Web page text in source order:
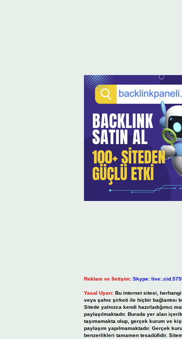
Reklam ve İletişim: Skype:
Yasal Uyarı: Bu internet sitesi,
veya şahıs şirketi ile hiçbir bağlantısı
Sitede yalnızca kendi hazırladığımız
paylaşılmaktadır. Burada yer alan
taşımamakta olup, gerçek kurum ve
paylaşım yapılmamaktadır. Gerçek
benzerlikleri tamamen tesadüfidir.